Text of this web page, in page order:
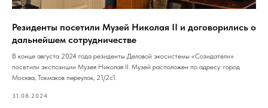
Резиденты посетили Музей Николая II и договорились о
дальнейшем сотрудничестве
В конце августа 2024 года резиденты Деловой экосистемы «Созидатели»
посетили экспозиции Музея Николая II. Музей расположен по адресу: город
Москва, Токмаков переулок, 21/2с1.
31.08.2024